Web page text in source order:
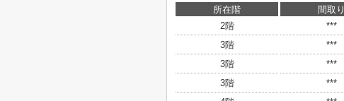
所在階 間取り
2階
***
3階
***
3階
***
3階
***